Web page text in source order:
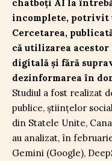
chatboți AI la
incomplete, potrivit
Cercetarea,
că utilizarea
digitală și fără
dezinformarea în
Studiul a fost realizat
publice, științelor
din Statele Unite,
au analizat, în
Gemini (Google),